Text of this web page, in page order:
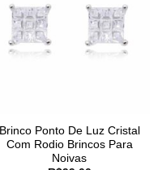
Brinco Ponto De Luz Cristal
Com Rodio Brincos Para
Noivas